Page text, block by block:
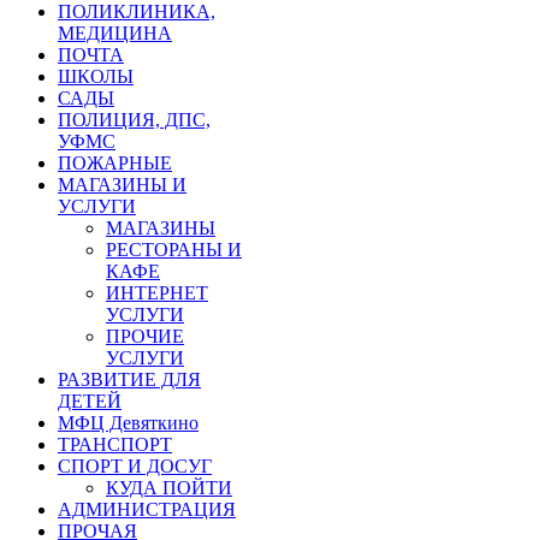
ПОЛИКЛИНИКА,
МЕДИЦИНА
ПОЧТА
ШКОЛЫ
САДЫ
ПОЛИЦИЯ, ДПС,
УФМС
ПОЖАРНЫЕ
МАГАЗИНЫ И
УСЛУГИ
МАГАЗИНЫ
РЕСТОРАНЫ И
КАФЕ
ИНТЕРНЕТ
УСЛУГИ
ПРОЧИЕ
УСЛУГИ
РАЗВИТИЕ ДЛЯ
ДЕТЕЙ
МФЦ Девяткино
ТРАНСПОРТ
СПОРТ И ДОСУГ
КУДА ПОЙТИ
АДМИНИСТРАЦИЯ
ПРОЧАЯ